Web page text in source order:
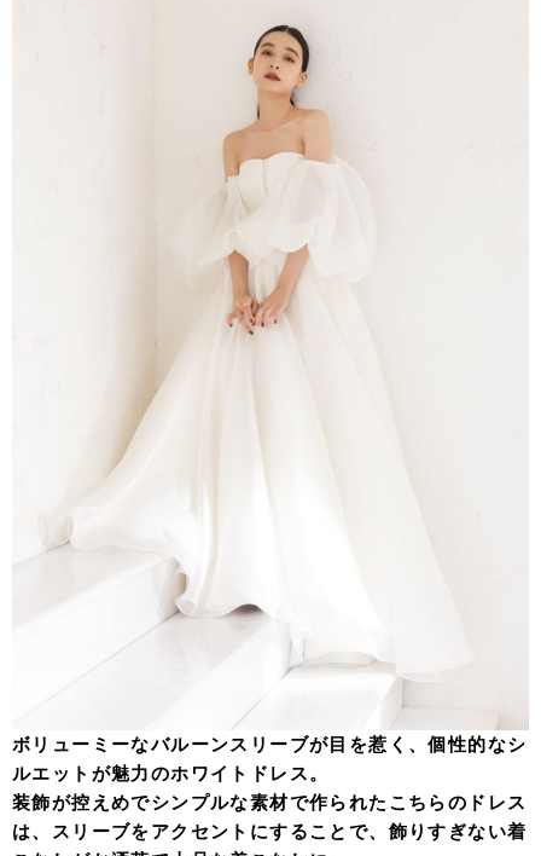
ボリューミーなバルーンスリーブが目を惹く、個性的なシ
ルエットが魅力のホワイトドレス。
装飾が控えめでシンプルな素材で作られたこちらのドレス
は、スリーブをアクセントにすることで、飾りすぎない着